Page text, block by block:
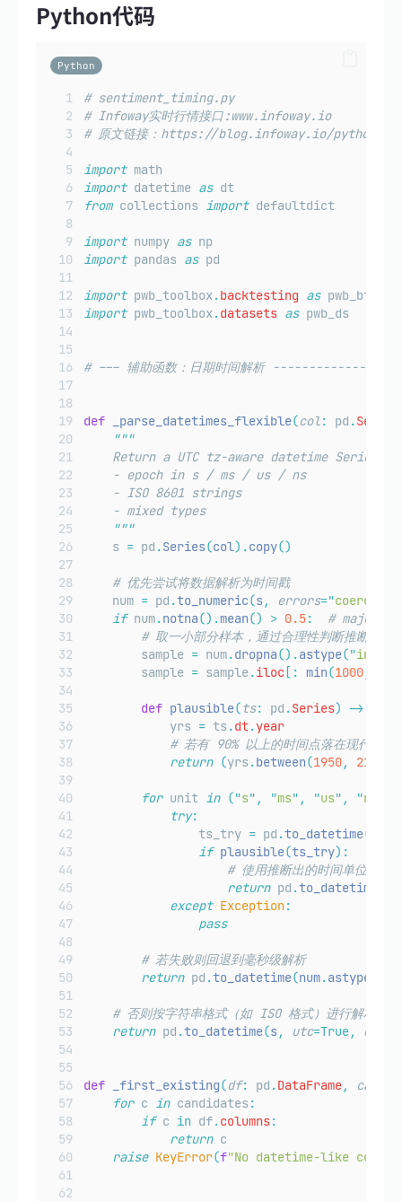
Python代码
Python
# sentiment_timing.py
# Infoway实时行情接口:www.infoway.io
# 原文链接：https://blog.infoway.io/python-
import math
import datetime as dt
from collections import defaultdict
import numpy as np
import pandas as pd
import pwb_toolbox.backtesting as pwb_bt
import pwb_toolbox.datasets as pwb_ds
# --- 辅助函数：日期时间解析
def _parse_datetimes_flexible(col: pd .Series
"""
Return a UTC tz-aware datetime Series
    - epoch in s / ms / us / ns
    - ISO 8601 strings
    - mixed types
"""
    s
= pd .Series(col).copy()
# 优先尝试将数据解析为时间戳
    num
= pd .to_numeric(s, errors="coerce
if num.notna().mean() > 0.5:
#
# 取一小部分样本，通过合理性判断推断时间
        sample
= num.dropna().astype("int64
        sample
= sample .iloc [: min(1000
def plausible(ts: pd .Series) ->
            yrs
= ts.dt.year
# 若有 90% 以上的时间点落在现代区
return (yrs.between(1950, 2100
for unit in ("s" , "ms" , "us" , "ns
try:
                ts_try
= pd .to_datetime(
if plausible(ts_try):
# 使用推断出的时间单位转换
return pd .to_datetime
except Exception:
pass
# 若失败则回退到毫秒级解析
return pd .to_datetime(num.astype
# 否则按字符串格式（如 ISO 格式）进行解析
return pd .to_datetime(s, utc=True,
def _first_existing(df: pd .DataFrame,
for c in candidates:
if c in df.columns:
return c
raise KeyError(f"No datetime-like